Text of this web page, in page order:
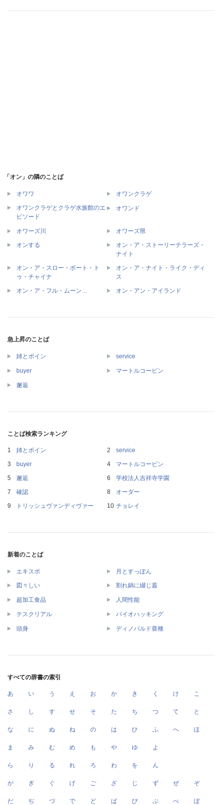
「オン」の隣のことば
オワワ
オワンクラゲ
オワンクラゲとクラゲ水族館のエ
ピソード
オワンド
オワーズ川 オワーズ県
オンする
オン・ア・ストーリーテラーズ・
ナイト
オン・ア・スロー・ボート・ト
ゥ・チャイナ
オン・ア・ナイト・ライク・ディ
ス
オン・ア・フル・ムーン… オン・アン・アイランド
急上昇のことば
姉とボイン service
buyer マートルコービン
邂逅
ことば検索ランキング
姉とボイン
service
buyer
マートルコービン
邂逅
学校法人吉祥寺学園
確認
オーダー
トリッシュヴァンディヴァー
チョレイ
新着のことば
エキスポ 月とすっぽん
図々しい 割れ鍋に綴じ蓋
超加工食品 人間性能
テスクリアル バイオハッキング
頭身 ディノバルド亜種
すべての辞書の索引
あ い う え お か き く け こ
さ し す せ そ た ち つ て と
な に ぬ ね の は ひ ふ へ ほ
ま み む め も や ゆ よ
ら り る れ ろ わ を ん
が ぎ ぐ げ ご ざ じ ず ぜ ぞ
だ ぢ づ で ど ば び ぶ べ ぼ